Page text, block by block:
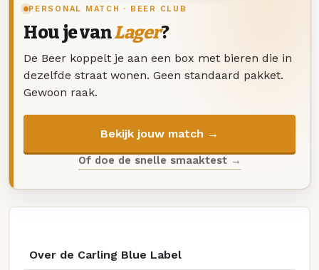
PERSONAL MATCH · BEER CLUB
Hou je vanLager?
De Beer koppelt je aan een box met bieren die in
dezelfde straat wonen. Geen standaard pakket.
Gewoon raak.
Bekijk jouw match →
Of doe de snelle smaaktest →
Over de Carling Blue Label